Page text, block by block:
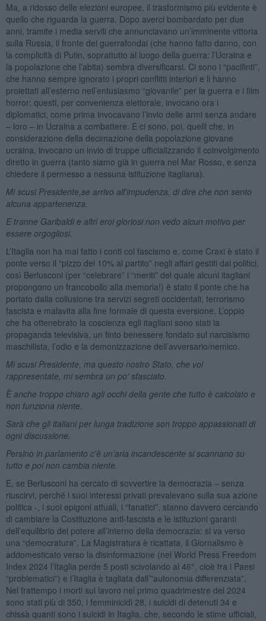
Ma, a ridosso delle elezioni europee, il trasformismo più evidente è
quello che riguarda la guerra. Dopo averci bombardato per due
anni, tramite i media servili che annunciavano un’imminente vittoria
sulla Russia, il fronte dei guerrafondai (che hanno fatto danno, con
la complicità di Putin, soprattutto al luogo della guerra: l’Ucraina e
la popolazione che l’abita) sembra diversificarsi. Ci sono i “pacifinti”,
che hanno sempre ignorato i propri conflitti interiori e li hanno
proiettati all’esterno nell’entusiasmo “giovanile” per la guerra e i film
horror: questi, per convenienza elettorale, invocano ora i
diplomatici, come prima invocavano l’invio delle armi senza andare
– loro – in Ucraina a combattere. E ci sono, poi, quelli che, in
considerazione della decimazione della popolazione giovane
ucraina, invocano un invio di truppe ufficializzando il coinvolgimento
diretto in guerra (tanto siamo già in guerra nel Mar Rosso, e senza
chiedere il permesso a nessuna istituzione itagliana).
Mi scusi Presidente,se arrivo all'impudenza, di dire che non sento
alcuna appartenenza.
E tranne Garibaldi e altri eroi gloriosi non vedo alcun motivo per
essere orgogliosi.
L’Itaglia non ha mai fatto i conti col fascismo e, come Craxi è stato il
ponte verso il “pizzo del 10% al partito” negli affari gestiti dai politici,
così Berlusconi (per “celebrare” i “meriti” del quale alcuni itagliani
propongono un francobollo alla memoria!) è stato il ponte che ha
portato dalla collusione tra servizi segreti occidentali, terrorismo
fascista e malavita alla fine formale di questa eversione. L’oppio
che ha ottenebrato la coscienza egli itagliani sono stati la
propaganda televisiva, un finto benessere fondato sul narcisismo
maschilista, l’odio e la demonizzazione dell’avversario/nemico.
Mi scusi Presidente, ma questo nostro Stato, che voi
rappresentate, mi sembra un po' sfasciato.
È anche troppo chiaro agli occhi della gente che tutto è calcolato e
non funziona niente.
Sarà che gli italiani per lunga tradizione son troppo appassionati di
ogni discussione.
Persino in parlamento c'è un’aria incandescente si scannano su
tutto e poi non cambia niente.
E, se Berlusconi ha cercato di sovvertire la democrazia – senza
riuscirvi, perché i suoi interessi privati prevalevano sulla sua azione
politica -, i suoi epigoni attuali, i “fanatici”, stanno davvero cercando
di cambiare la Costituzione anti-fascista e le istituzioni garanti
dell’equilibrio del potere all’interno della democrazia: si va verso
una “democratura”. La Magistratura è ricattata, il Giornalismo è
addomesticato verso la disinformazione (nel World Press Freedom
Index 2024 l’Itaglia perde 5 posti scivolando al 46°, cioè tra i Paesi
“problematici”) e l’Itaglia è tagliata dall’”autonomia differenziata”.
Nel frattempo i morti sul lavoro nel primo quadrimestre del 2024
sono stati più di 350, i femminicidi 28, i suicidi di detenuti 34 e
chissà quanti sono i suicidi in Itaglia, che, secondo le stime ufficiali,